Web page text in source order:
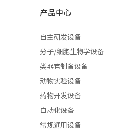
产品中心
自主研发设备
分子/细胞生物学设备
类器官制备设备
动物实验设备
药物开发设备
自动化设备
常规通用设备